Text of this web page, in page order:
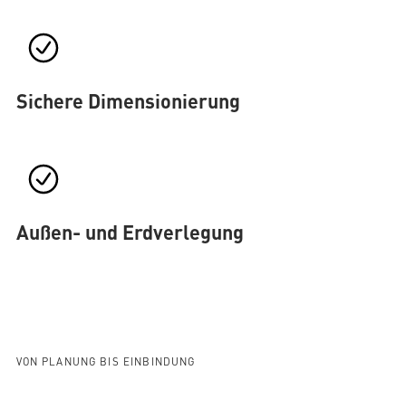
Sichere Dimensionierung
Außen- und Erdverlegung
VON PLANUNG BIS EINBINDUNG